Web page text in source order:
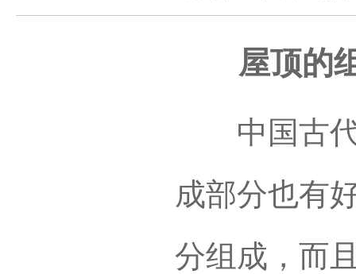
屋顶的
中国古代
成部分也有
分组成，而